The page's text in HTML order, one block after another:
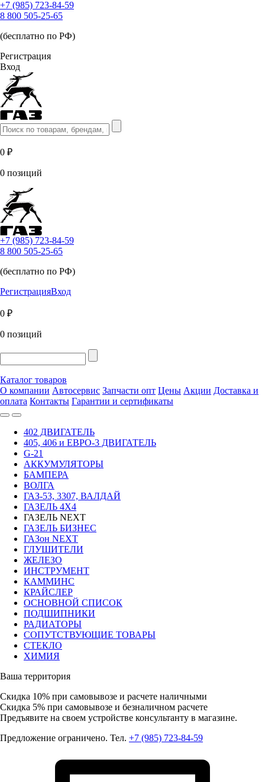
+7 (985) 723-84-59
8 800 505-25-65
(бесплатно по РФ)
Регистрация
Вход
0 ₽
0 позиций
+7 (985) 723-84-59
8 800 505-25-65
(бесплатно по РФ)
РегистрацияВход
0 ₽
0 позиций
Каталог товаров
О компании Автосервис Запчасти опт Цены Акции Доставка и
оплата Контакты Гарантии и сертификаты
402 ДВИГАТЕЛЬ
405, 406 и ЕВРО-3 ДВИГАТЕЛЬ
G-21
АККУМУЛЯТОРЫ
БАМПЕРА
ВОЛГА
ГАЗ-53, 3307, ВАЛДАЙ
ГАЗЕЛЬ 4Х4
ГАЗЕЛЬ NEXT
ГАЗЕЛЬ БИЗНЕС
ГАЗон NEXT
ГЛУШИТЕЛИ
ЖЕЛЕЗО
ИНСТРУМЕНТ
КАММИНС
КРАЙСЛЕР
ОСНОВНОЙ СПИСОК
ПОДШИПНИКИ
РАДИАТОРЫ
СОПУТСТВУЮЩИЕ ТОВАРЫ
СТЕКЛО
ХИМИЯ
Ваша территория
Скидка 10% при самовывозе и расчете наличными
Скидка 5% при самовывозе и безналичном расчете
Предъявите на своем устройстве консультанту в магазине.
Предложение ограничено. Тел. +7 (985) 723-84-59